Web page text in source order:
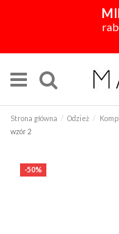
Strona główna Odzież
wzór 2
-50%